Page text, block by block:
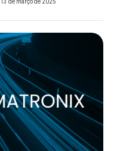
13 de março de 2025